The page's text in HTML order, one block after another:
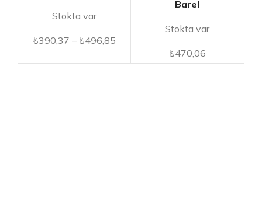
Stokta var
₺390,37 – ₺496,85
Barel
Stokta var
₺470,06